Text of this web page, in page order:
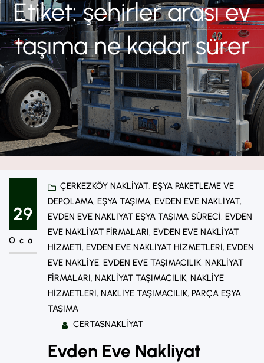
Etiket:şehirler arası ev
taşıma ne kadar sürer
29
Oca
ÇERKEZKÖY NAKLIYAT, EŞYA PAKETLEME VE
DEPOLAMA, EŞYA TAŞIMA, EVDEN EVE NAKLIYAT
EVDEN EVE NAKLIYAT EŞYA TAŞIMA SÜRECI, EVDEN
EVE NAKLIYAT FIRMALARI, EVDEN EVE NAKLIYAT
HIZMETI, EVDEN EVE NAKLIYAT HIZMETLERI, EVDEN
EVE NAKLIYE, EVDEN EVE TAŞIMACILIK, NAKLIYAT
FIRMALARI, NAKLIYAT TAŞIMACILIK, NAKLIYE
HIZMETLERI, NAKLIYE TAŞIMACILIK, PARÇA EŞYA
TAŞIMA
CERTASNAKLIYAT
Evden Eve Nakliyat